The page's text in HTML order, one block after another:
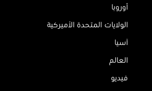
أوروبا
الولايات المتحدة الأميركية
آسيا
العالم
فيديو